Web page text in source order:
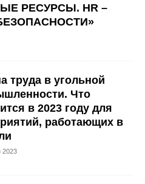
РЕСУРСЫ. HR –
труда в угольной
Что
в 2023 году для
работающих в
2023